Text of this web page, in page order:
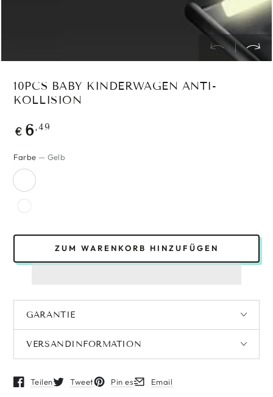
10PCS BABY KINDERWAGEN ANTI-
KOLLISION
Regulärer
€ 6,49
Farbe — Gelb
ZUM WARENKORB HINZUFÜGEN
GARANTIE
VERSANDINFORMATION
Teilen
Öffnet in einem neuen Fenster.
Tweet
Öffnet in einem neuen Fenster.
Pin es
Öffnet in einem neuen Fenster.
Email
Öffnet in einem neuen Fenster.